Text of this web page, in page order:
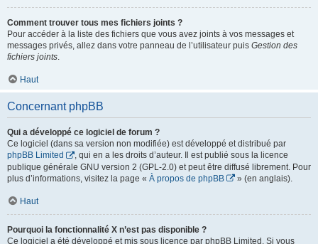
Comment trouver tous mes fichiers joints ?
Pour accéder à la liste des fichiers que vous avez joints à vos messages et
messages privés, allez dans votre panneau de l’utilisateur puis Gestion des
fichiers joints.
Haut
Concernant phpBB
Qui a développé ce logiciel de forum ?
Ce logiciel (dans sa version non modifiée) est développé et distribué par
phpBB Limited
, qui en a les droits d’auteur. Il est publié sous la licence
publique générale GNU version 2 (GPL-2.0) et peut être diffusé librement. Pour
plus d’informations, visitez la page « À propos de phpBB » (en anglais).
Haut
Pourquoi la fonctionnalité X n’est pas disponible ?
Ce logiciel a été développé et mis sous licence par phpBB Limited. Si vous